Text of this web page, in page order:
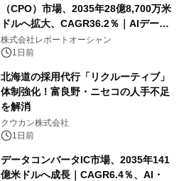
（CPO）市場、2035年28億8,700万米
ドルへ拡大、CAGR36.2％｜AIデータ
センター・高速光通信需要が成長を加
速
株式会社レポートオーシャン
1日前
北海道の採用代行「リクルーティブ」
体制強化！富良野・ニセコの人手不足
を解消
クウカン株式会社
1日前
データコンバータIC市場、2035年141
億米ドルへ成長｜CAGR6.4％、AI・